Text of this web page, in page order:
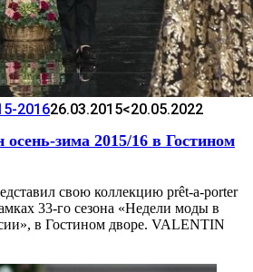
201626.03.2015<20.05.2022
зима 2015/16 в Гостином
свою коллекцию prêt-a-porter
33-го сезона «Недели моды в
в Гостином дворе. VALENTIN